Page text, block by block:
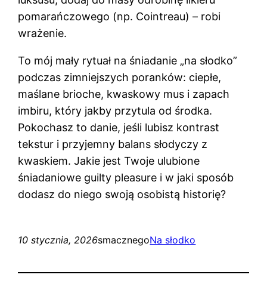
pomarańczowego (np. Cointreau) – robi
wrażenie.
To mój mały rytuał na śniadanie „na słodko”
podczas zimniejszych poranków: ciepłe,
maślane brioche, kwaskowy mus i zapach
imbiru, który jakby przytula od środka.
Pokochasz to danie, jeśli lubisz kontrast
tekstur i przyjemny balans słodyczy z
kwaskiem. Jakie jest Twoje ulubione
śniadaniowe guilty pleasure i w jaki sposób
dodasz do niego swoją osobistą historię?
10 stycznia, 2026smacznegoNa słodko